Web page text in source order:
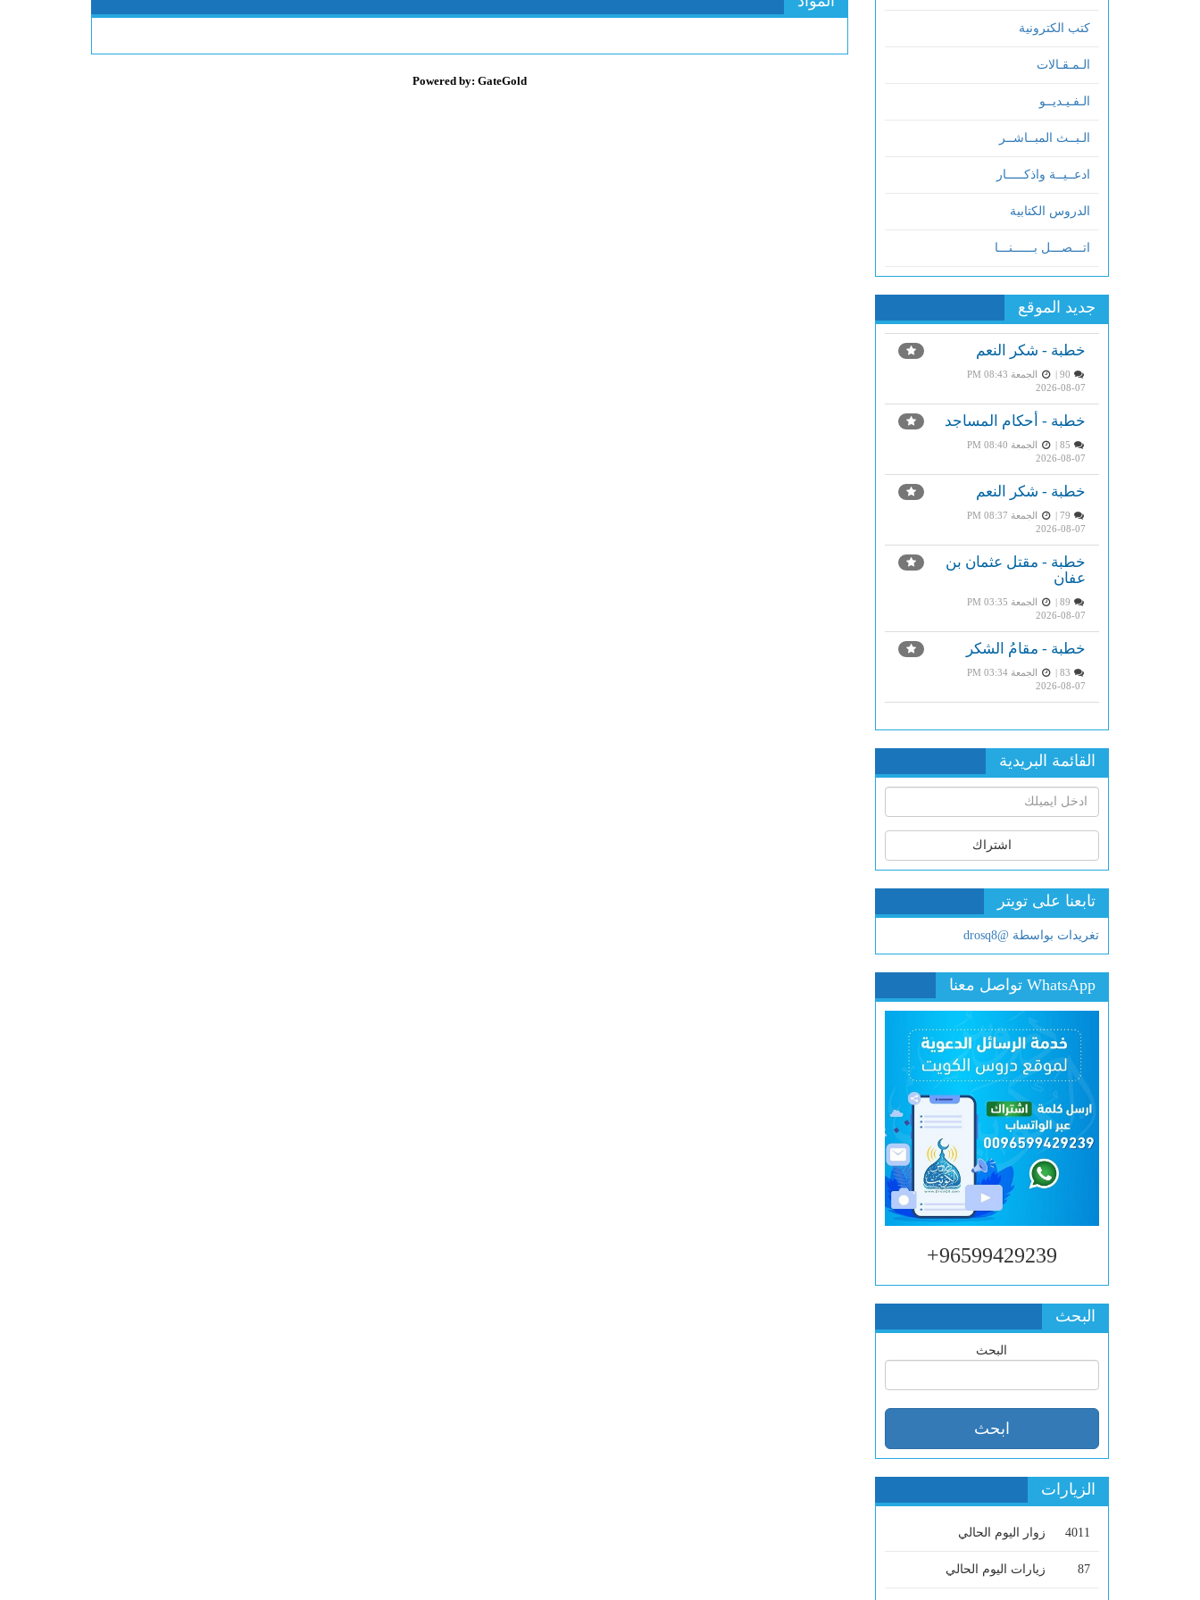
كتب الكترونية
الـمـقـالات
الـفـيـديــو
الـبــث المبــاشــر
ادعــيــة واذكـــــار
الدروس الكتابية
اتـــصـــل بــــــنـــا
جديد الموقع
خطبة - شكر النعم
الجمعة PM 08:43
2026-08-07
خطبة - أحكام المساجد
الجمعة PM 08:40
2026-08-07
خطبة - شكر النعم
الجمعة PM 08:37
2026-08-07
خطبة - مقتل عثمان بن
عفان
الجمعة PM 03:35
2026-08-07
خطبة - مقامُ الشكر
الجمعة PM 03:34
2026-08-07
القائمة البريدية
اشتراك
تابعنا على تويتر
تغريدات بواسطة @drosq8
WhatsApp تواصل معنا
96599429239+
البحث
البحث
الزيارات
4011 زوار اليوم الحالي
87 زيارات اليوم الحالي
Powered by: GateGold